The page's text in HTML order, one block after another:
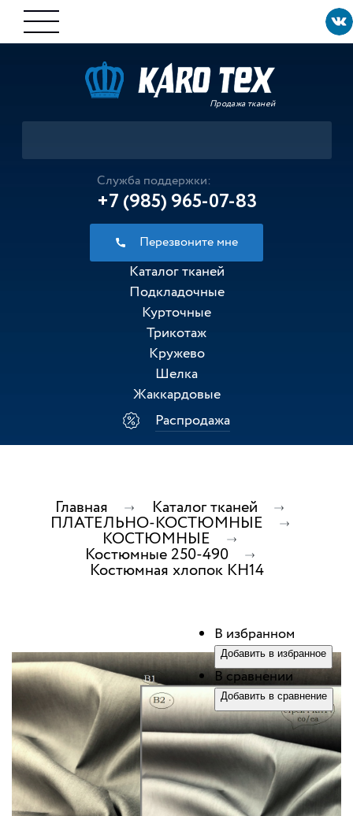
Продажа тканей
Служба поддержки:
+7 (985) 965-07-83
Перезвоните мне
Каталог тканей
Подкладочные
Курточные
Трикотаж
Кружево
Шелка
Жаккардовые
Распродажа
Главная Каталог тканей
ПЛАТЕЛЬНО-КОСТЮМНЫЕ
КОСТЮМНЫЕ
Костюмные 250-490
Костюмная хлопок КН14
В избранном
Добавить в избранное
В сравнении
Добавить в сравнение